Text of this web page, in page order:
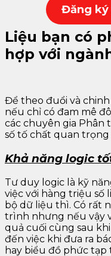
Đăng ký
Liệu bạn có
hợp với
Để theo đuổi và
nếu chỉ có đam mê
các chuyên gia
số tố chất quan trọng
Khả năng logic
Tư duy logic là kỹ
việc với hàng triệu số
bộ dữ liệu thì. Có rất
trình nhưng nếu vậy
quả cuối cùng sau
đến việc khi đưa ra
hay biểu đồ phức